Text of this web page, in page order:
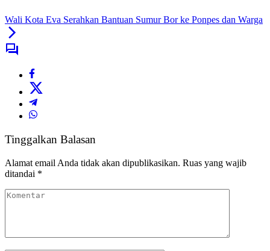
Wali Kota Eva Serahkan Bantuan Sumur Bor ke Ponpes dan Warga
Tinggalkan Balasan
Alamat email Anda tidak akan dipublikasikan. Ruas yang wajib
ditandai *